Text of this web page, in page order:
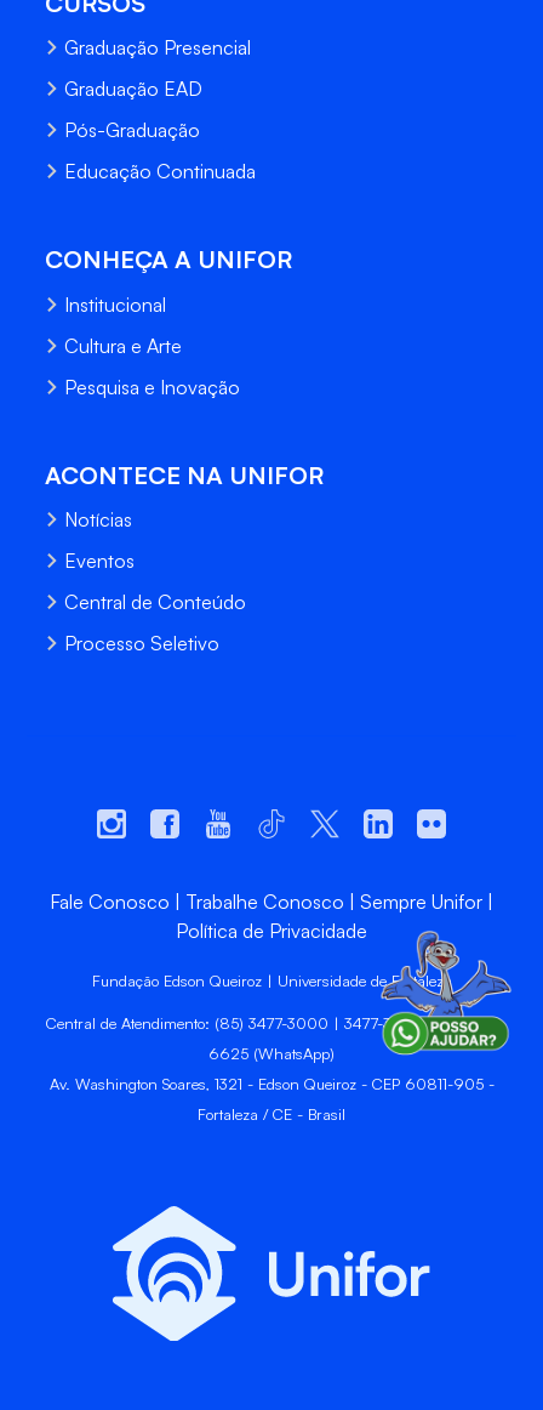
Graduação Presencial
Graduação EAD
Pós-Graduação
Educação Continuada
CONHEÇA A UNIFOR
Institucional
Cultura e Arte
Pesquisa e Inovação
ACONTECE NA UNIFOR
Notícias
Eventos
Central de Conteúdo
Processo Seletivo
Fale Conosco Trabalhe Conosco
Sempre Unifor
Política de Privacidade
Fundação Edson Queiroz | Universidade de Fortaleza
Central de Atendimento: (85) 3477-3000 | 3477-3400 | 99246-
6625 (WhatsApp)
Av. Washington Soares, 1321 - Edson Queiroz - CEP 60811-905 -
Fortaleza / CE - Brasil